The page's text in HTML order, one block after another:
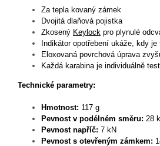
Za tepla kovaný zámek
Dvojitá dlaňová pojistka
Zkosený Keylock pro plynulé
Indikátor opotřebení ukáže, kdy
Eloxovaná povrchová úprava
Každá karabina je individuálně
Technické parametry:
Hmotnost: 117 g
Pevnost v podélném směru: 28
Pevnost napříč: 7 kN
Pevnost s otevřeným zámkem: